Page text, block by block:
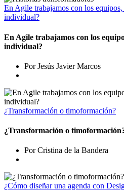
En Agile trabajamos con los
individual?
En Agile trabajamos con los
individual?
Por Jesús Javier Marcos
¿Transformación o timoformación?
¿Transformación o
Por Cristina de la Bandera
¿Cómo diseñar una agenda con